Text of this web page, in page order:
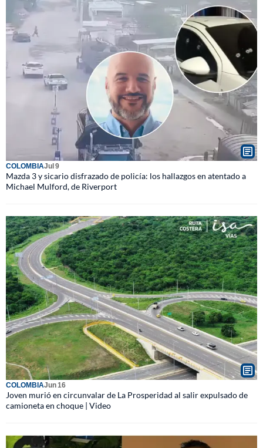
COLOMBIAJul 9
Mazda 3 y sicario disfrazado de policía: los hallazgos en atentado a
Michael Mulford, de Riverport
COLOMBIAJun 16
Joven murió en circunvalar de La Prosperidad al salir expulsado de
camioneta en choque | Video